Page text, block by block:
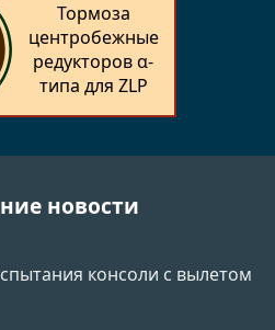
Тормоза
центробежные
редукторов α-
типа для ZLP
новости
консоли с вылетом